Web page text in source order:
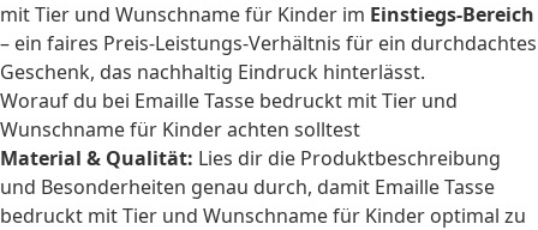
mit Tier und Wunschname für Kinder im Einstiegs-Bereich
– ein faires Preis-Leistungs-Verhältnis für ein durchdachtes
Geschenk, das nachhaltig Eindruck hinterlässt.
Worauf du bei Emaille Tasse bedruckt mit Tier und
Wunschname für Kinder achten solltest
Material & Qualität: Lies dir die Produktbeschreibung
und Besonderheiten genau durch, damit Emaille Tasse
bedruckt mit Tier und Wunschname für Kinder optimal zu